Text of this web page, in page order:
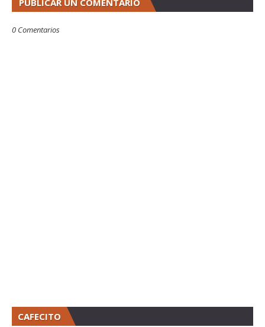
PUBLICAR UN COMENTARIO
0 Comentarios
CAFECITO